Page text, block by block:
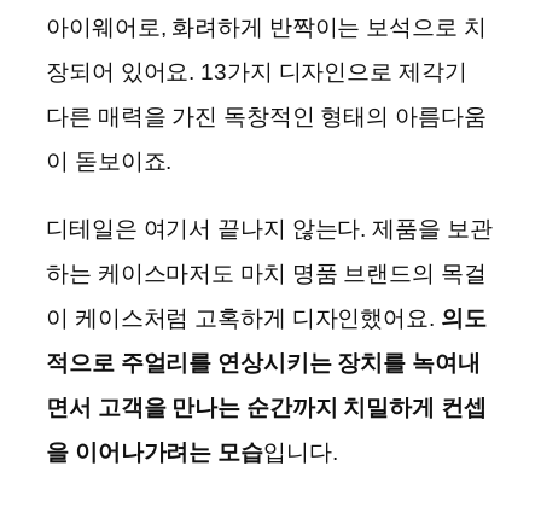
아이웨어로, 화려하게 반짝이는 보석으로 치
장되어 있어요. 13가지 디자인으로 제각기
다른 매력을 가진 독창적인 형태의 아름다움
이 돋보이죠.
디테일은 여기서 끝나지 않는다. 제품을 보관
하는 케이스마저도 마치 명품 브랜드의 목걸
이 케이스처럼 고혹하게 디자인했어요. 의도
적으로 주얼리를 연상시키는 장치를 녹여내
면서 고객을 만나는 순간까지 치밀하게 컨셉
을 이어나가려는 모습입니다.